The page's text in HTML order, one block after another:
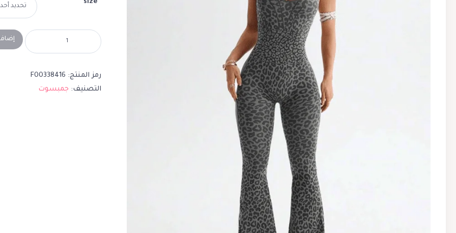
size
رمز المنتج: F00338416
التصنيف: جمبسوت